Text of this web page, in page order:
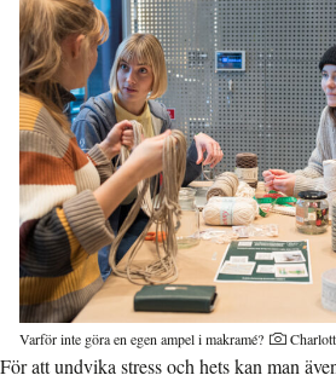
Varför inte göra en egen ampel i makramé?
För att undvika stress och hets kan man